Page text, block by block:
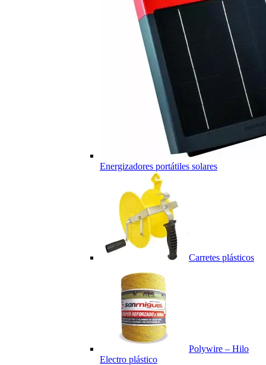
Energizadores portátiles solares
Carretes plásticos
Polywire – Hilo
Electro plástico